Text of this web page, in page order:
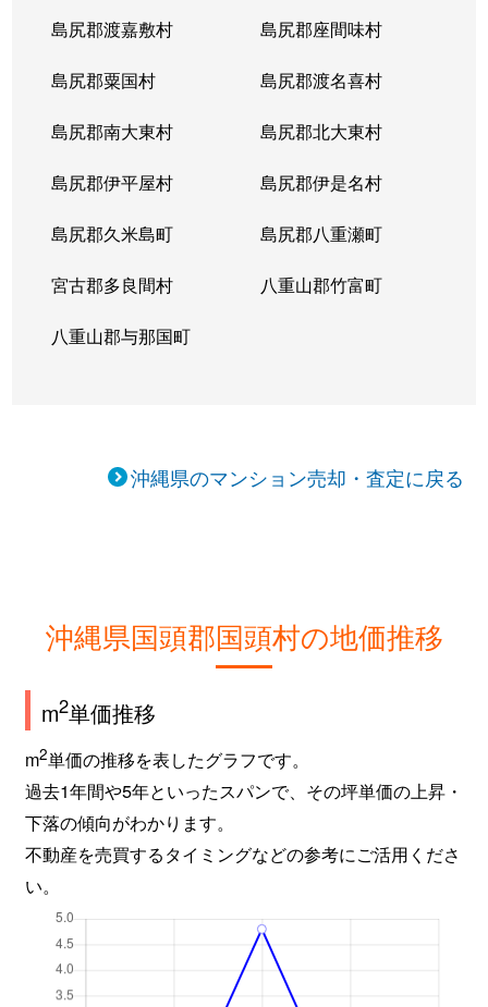
島尻郡渡嘉敷村 島尻郡座間味村
島尻郡粟国村 島尻郡渡名喜村
島尻郡南大東村 島尻郡北大東村
島尻郡伊平屋村 島尻郡伊是名村
島尻郡久米島町 島尻郡八重瀬町
宮古郡多良間村 八重山郡竹富町
八重山郡与那国町
沖縄県のマンション売却・査定に戻る
沖縄県国頭郡国頭村の地価推移
m2単価推移
m2単価の推移を表したグラフです。
過去1年間や5年といったスパンで、その坪単価の上昇・
下落の傾向がわかります。
不動産を売買するタイミングなどの参考にご活用くださ
い。